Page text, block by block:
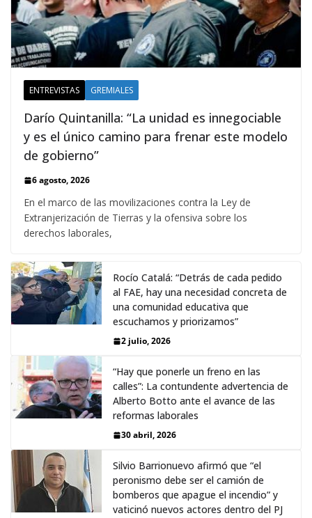
ENTREVISTAS GREMIALES
Darío Quintanilla: “La unidad es innegociable
y es el único camino para frenar este modelo
de gobierno”
6 agosto, 2026
En el marco de las movilizaciones contra la Ley de
Extranjerización de Tierras y la ofensiva sobre los
derechos laborales,
Rocío Catalá: “Detrás de cada pedido
al FAE, hay una necesidad concreta de
una comunidad educativa que
escuchamos y priorizamos”
2 julio, 2026
“Hay que ponerle un freno en las
calles”: La contundente advertencia de
Alberto Botto ante el avance de las
reformas laborales
30 abril, 2026
Silvio Barrionuevo afirmó que “el
peronismo debe ser el camión de
bomberos que apague el incendio” y
vaticinó nuevos actores dentro del PJ